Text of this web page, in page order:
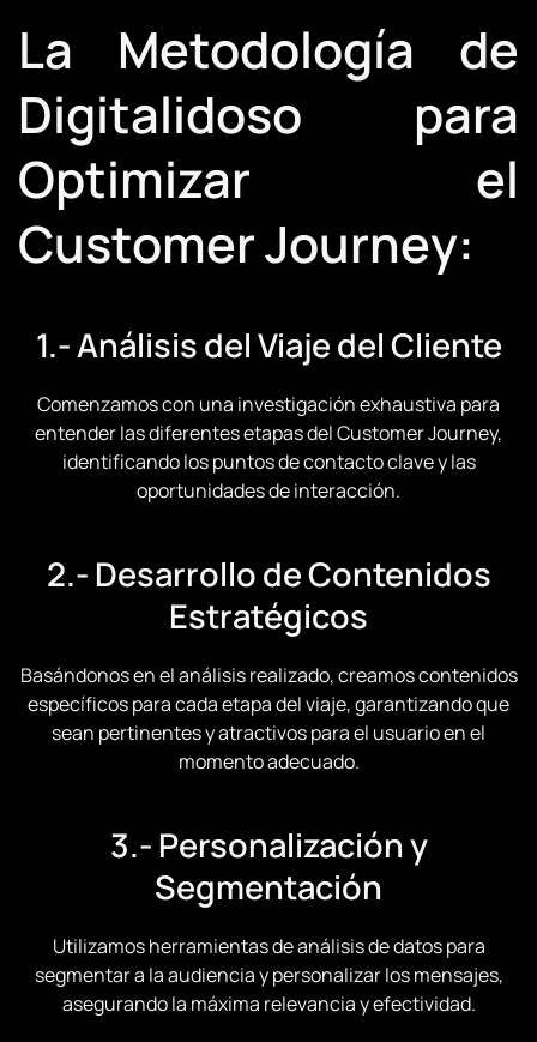
La Metodología de
Digitalidoso para
Optimizar el
Customer Journey:
1.- Análisis del Viaje del Cliente
Comenzamos con una investigación exhaustiva para
entender las diferentes etapas del Customer Journey,
identificando los puntos de contacto clave y las
oportunidades de interacción.
2.- Desarrollo de Contenidos
Estratégicos
Basándonos en el análisis realizado, creamos contenidos
específicos para cada etapa del viaje, garantizando que
sean pertinentes y atractivos para el usuario en el
momento adecuado.
3.- Personalización y
Segmentación
Utilizamos herramientas de análisis de datos para
segmentar a la audiencia y personalizar los mensajes,
asegurando la máxima relevancia y efectividad.